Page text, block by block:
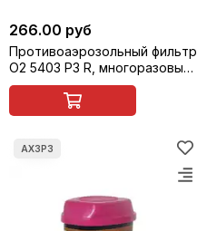
266.00 руб
Противоаэрозольный фильтр
О2 5403 P3 R, многоразовый,
1 шт